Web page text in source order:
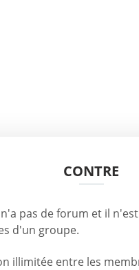
CONTRE
pas de forum et il
d'un groupe.
illimitée entre les